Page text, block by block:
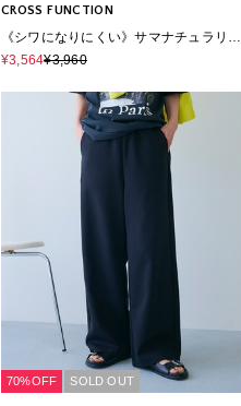
CROSS FUNCTION
《シワになりにくい》サマナチュラリネ
ンライクセンタープレステーパードパン
¥3,564¥3,960
70%OFF SOLD OUT